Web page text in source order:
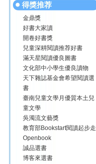
得獎推荐
金鼎獎
好書大家讀
開卷好書獎
兒童深耕閱讀推荐好書
滿天星閱讀優良圖書
文化部中小學生優良讀物
天下雜誌基金會希望閱讀選
書
臺南兒童文學月優質本土兒
童文學
吳濁流文藝獎
教育部Bookstart閱讀起步走
Openbook
誠品選書
博客來選書